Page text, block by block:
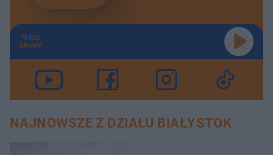
TERAZ
GRAMY
NAJNOWSZE Z DZIAŁU BIAŁYSTOK